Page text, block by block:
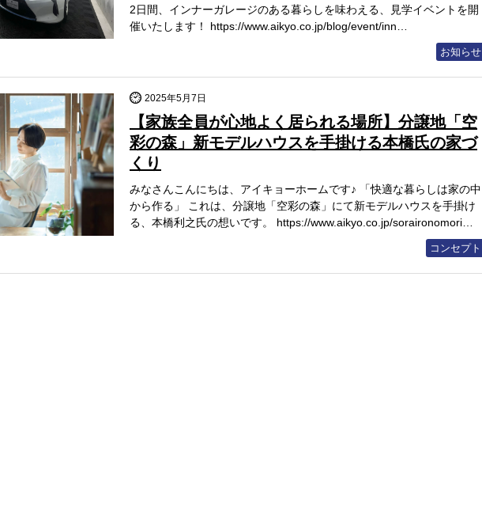
2日間、インナーガレージのある暮らしを味わえる、見学イベントを開
催いたします！ https://www.aikyo.co.jp/blog/event/inn…
お知らせ
2025年5月7日
【家族全員が心地よく居られる場所】分譲地「空
彩の森」新モデルハウスを手掛ける本橋氏の家づ
くり
みなさんこんにちは、アイキョーホームです♪ 「快適な暮らしは家の中
から作る」 これは、分譲地「空彩の森」にて新モデルハウスを手掛け
る、本橋利之氏の想いです。 https://www.aikyo.co.jp/soraironomori…
コンセプト